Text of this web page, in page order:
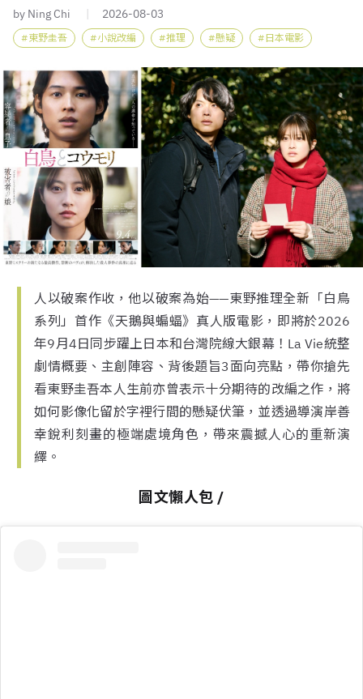
by Ning Chi 2026-08-03
東野圭吾 小說改編 推理 懸疑 日本電影
人以破案作收，他以破案為始——東野推理全新「白鳥
系列」首作《天鵝與蝙蝠》真人版電影，即將於2026
年9月4日同步躍上日本和台灣院線大銀幕！La Vie統整
劇情概要、主創陣容、背後題旨3面向亮點，帶你搶先
看東野圭吾本人生前亦曾表示十分期待的改編之作，將
如何影像化留於字裡行間的懸疑伏筆，並透過導演岸善
幸銳利刻畫的極端處境角色，帶來震撼人心的重新演
繹。
圖文懶人包 /